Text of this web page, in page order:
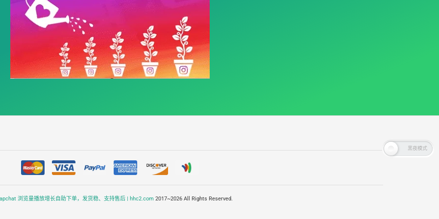
浏览量播放增长自助下单，发货稳、支持售后 | hhc2.com 2017~2026 All Rights Reserved.